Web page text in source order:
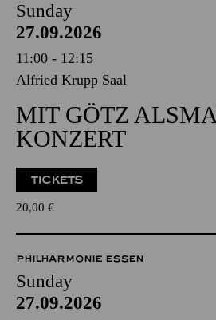
Sunday
27.09.2026
11:00 - 12:15
Alfried Krupp Saal
MIT GÖTZ
KONZERT
TICKETS
20,00 €
PHILHARMONIE ESSEN
Sunday
27.09.2026